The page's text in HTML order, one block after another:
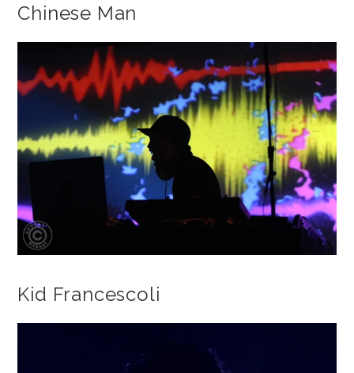
Chinese Man
Kid Francescoli